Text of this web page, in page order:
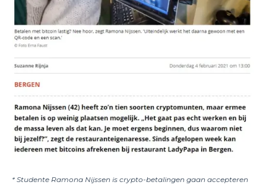
* Studente Ramona Nijssen is crypto-betalingen gaan accepteren